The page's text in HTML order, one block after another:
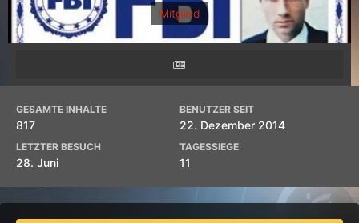
Mitglied
GESAMTE INHALTE
817
BENUTZER SEIT
22. Dezember 2014
LETZTER BESUCH
28. Juni
TAGESSIEGE
11